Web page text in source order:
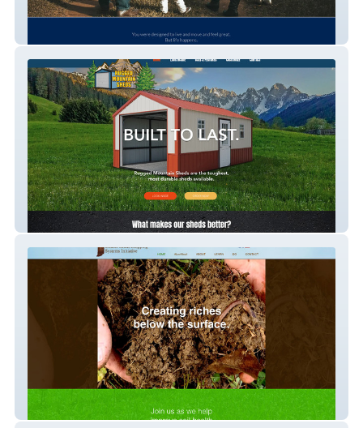
Living Well Chiropractic
Ruggedmountainsheds
Conservation Cropping Systems of Indiana